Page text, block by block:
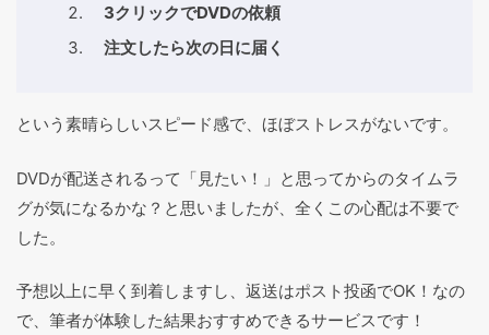
3クリックでDVDの依頼
注文したら次の日に届く
という素晴らしいスピード感で、ほぼストレスがないです。
DVDが配送されるって「見たい！」と思ってからのタイムラ
グが気になるかな？と思いましたが、全くこの心配は不要で
した。
予想以上に早く到着しますし、返送はポスト投函でOK！なの
で、筆者が体験した結果おすすめできるサービスです！